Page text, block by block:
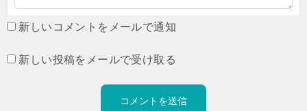
新しいコメントをメールで通知
新しい投稿をメールで受け取る